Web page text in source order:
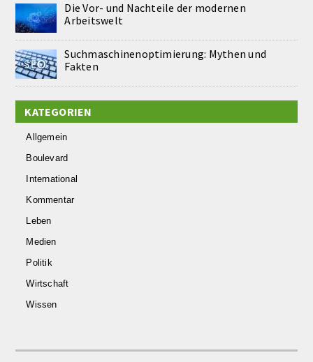
Die Vor- und Nachteile der modernen
Arbeitswelt
Suchmaschinenoptimierung: Mythen und
Fakten
KATEGORIEN
Allgemein
Boulevard
International
Kommentar
Leben
Medien
Politik
Wirtschaft
Wissen